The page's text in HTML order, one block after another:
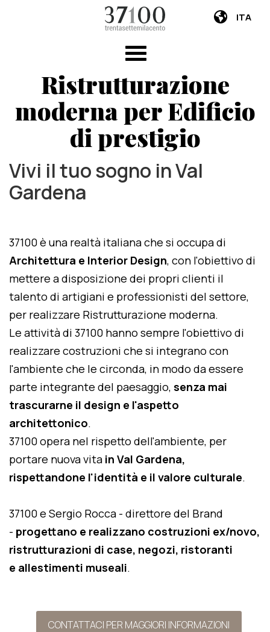
ITA
Ristrutturazione
moderna per Edificio
di prestigio
Vivi il tuo sogno in Val
Gardena
37100 è una realtà italiana che si occupa di
Architettura e Interior Design, con l'obiettivo di
mettere a disposizione dei propri clienti il
talento di artigiani e professionisti del settore,
per realizzare Ristrutturazione moderna.
Le attività di 37100 hanno sempre l'obiettivo di
realizzare costruzioni che si integrano con
l'ambiente che le circonda, in modo da essere
parte integrante del paesaggio, senza mai
trascurarne il design e l'aspetto
architettonico.
37100 opera nel rispetto dell'ambiente, per
portare nuova vita in Val Gardena,
rispettandone l'identità e il valore culturale.
37100 e Sergio Rocca - direttore del Brand
- progettano e realizzano costruzioni ex/novo,
ristrutturazioni di case, negozi, ristoranti
e allestimenti museali.
CONTATTACI PER MAGGIORI INFORMAZIONI